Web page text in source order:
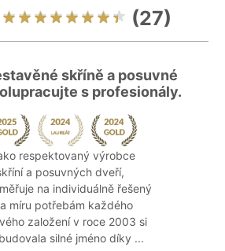
(27)
skříně a posuvné
s profesionály.
respektovaný výrobce
a posuvných dveří,
na individuálně řešený
míru potřebám každého
založení v roce 2003 si
silné jméno díky ...